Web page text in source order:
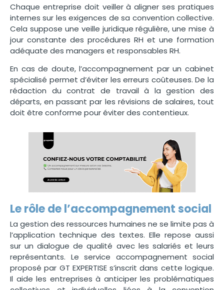
Chaque entreprise doit veiller à aligner ses pratiques
internes sur les exigences de sa convention collective.
Cela suppose une veille juridique régulière, une mise à
jour constante des procédures RH et une formation
adéquate des managers et responsables RH.
En cas de doute, l’accompagnement par un cabinet
spécialisé permet d’éviter les erreurs coûteuses. De la
rédaction du contrat de travail à la gestion des
départs, en passant par les révisions de salaires, tout
doit être conforme pour éviter des contentieux.
Le rôle de l’accompagnement social
La gestion des ressources humaines ne se limite pas à
l’application technique des textes. Elle repose aussi
sur un dialogue de qualité avec les salariés et leurs
représentants. Le service accompagnement social
proposé par GT EXPERTISE s’inscrit dans cette logique.
Il aide les entreprises à anticiper les problématiques